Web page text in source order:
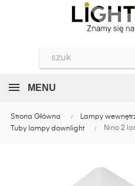
MENU
Strona Główna
Lampy
Tuby lampy downlight
Nino 2